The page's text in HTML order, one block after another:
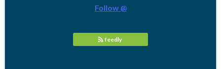
Follow @
feedly